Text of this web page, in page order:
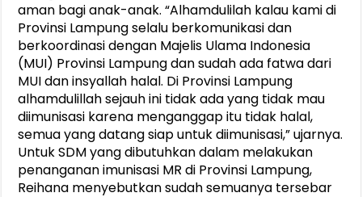
aman bagi anak-anak. “Alhamdulilah kalau kami di
Provinsi Lampung selalu berkomunikasi dan
berkoordinasi dengan Majelis Ulama Indonesia
(MUI) Provinsi Lampung dan sudah ada fatwa dari
MUI dan insyallah halal. Di Provinsi Lampung
alhamdulillah sejauh ini tidak ada yang tidak mau
diimunisasi karena menganggap itu tidak halal,
semua yang datang siap untuk diimunisasi,” ujarnya.
Untuk SDM yang dibutuhkan dalam melakukan
penanganan imunisasi MR di Provinsi Lampung,
Reihana menyebutkan sudah semuanya tersebar